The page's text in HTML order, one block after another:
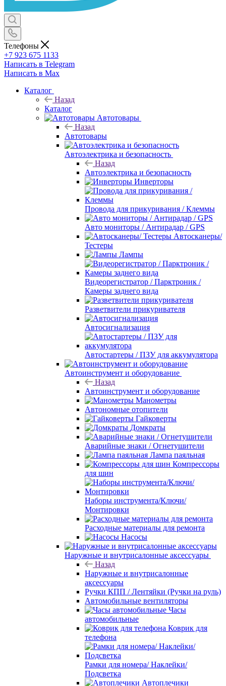
Телефоны
+7 923 675 1133
Написать в Telegram
Написать в Max
Каталог
Назад
Каталог
Автотовары
Назад
Автотовары
Автоэлектрика и безопасность
Назад
Автоэлектрика и безопасность
Инверторы
Провода для прикуривания / Клеммы
Авто мониторы / Антирадар / GPS
Автосканеры/
Тестеры
Лампы
Видеорегистратор / Парктроник /
Камеры заднего вида
Разветвители прикуривателя
Автосигнализация
Автостартеры / ПЗУ для аккумулятора
Автоинструмент и оборудование
Назад
Автоинструмент и оборудование
Манометры
Автономные отопители
Гайковерты
Домкраты
Аварийные знаки / Огнетушители
Лампа паяльная
Компрессоры
для шин
Наборы инструмента/Ключи/
Монтировки
Расходные материалы для ремонта
Насосы
Наружные и внутрисалонные аксессуары
Назад
Наружные и внутрисалонные
аксессуары
Ручки КПП / Лентяйки (Ручки на руль)
Автомобильные вентиляторы
Часы
автомобильные
Коврик для
телефона
Рамки для номера/ Наклейки/
Подсветка
Автоплечики